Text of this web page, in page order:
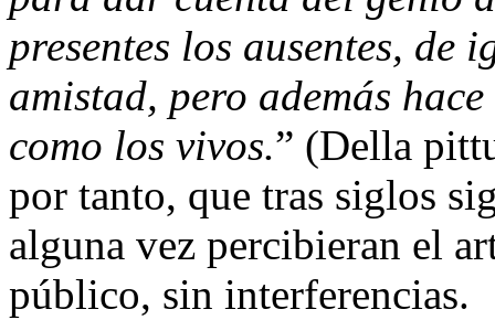
presentes los ausentes,
amistad, pero además
como los vivos.” (Della
por tanto, que tras siglos
alguna vez percibieran el
público, sin interferencias.